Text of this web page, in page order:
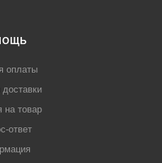
оплаты
на товар
ответ